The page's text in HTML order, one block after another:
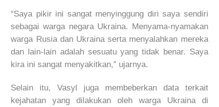
“Saya pikir ini sangat menyinggung diri saya sendiri
sebagai warga negara Ukraina. Menyama-nyamakan
warga Rusia dan Ukraina serta menyalahkan mereka
dan lain-lain adalah sesuatu yang tidak benar. Saya
kira ini sangat menyakitkan,” ujarnya.
Selain itu, Vasyl juga membeberkan data terkait
kejahatan yang dilakukan oleh warga Ukraina di